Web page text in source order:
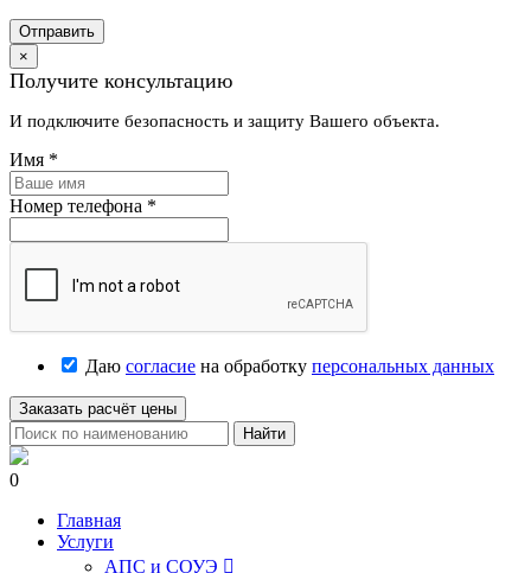
Отправить
×
Получите консультацию
И подключите безопасность и защиту Вашего объекта.
Имя *
Номер телефона *
Даю согласие на обработку персональных данных
Заказать расчёт цены
Найти
0
Главная
Услуги
АПС и СОУЭ 